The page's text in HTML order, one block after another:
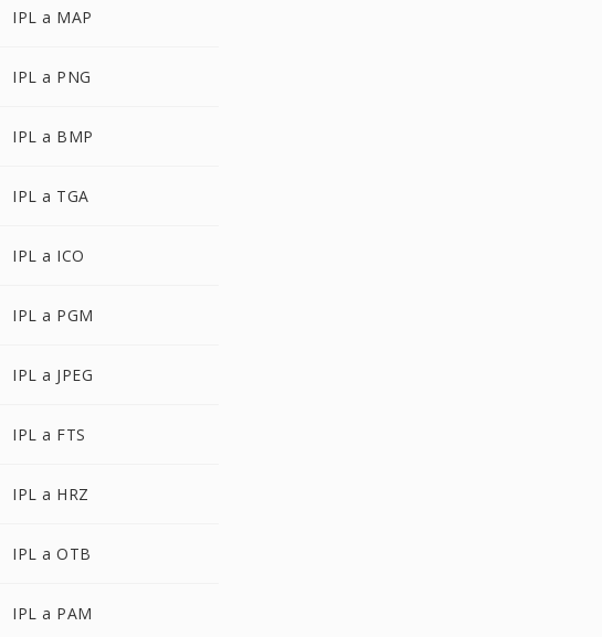
IPL a MAP
IPL a PNG
IPL a BMP
IPL a TGA
IPL a ICO
IPL a PGM
IPL a JPEG
IPL a FTS
IPL a HRZ
IPL a OTB
IPL a PAM